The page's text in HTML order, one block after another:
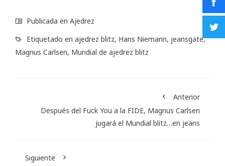
Publicada en Ajedrez
Etiquetado en ajedrez blitz, Hans Niemann, jeansgate,
Magnus Carlsen, Mundial de ajedrez blitz
Anterior
Después del Fuck You a la FIDE, Magnus Carlsen
jugará el Mundial blitz…en jeans
Siguiente